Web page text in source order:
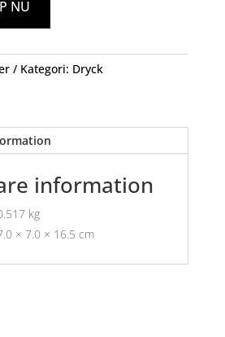
NU
Kategori: Dryck
information
kg
× 7.0 × 16.5 cm